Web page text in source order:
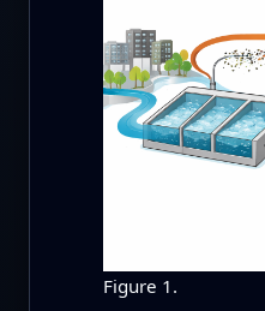
Figure 1.